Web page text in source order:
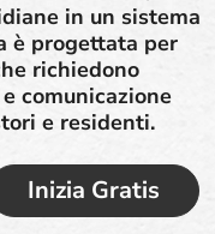
in un sistema
è progettata per
richiedono
comunicazione
e residenti.
Inizia Gratis